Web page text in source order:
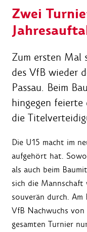
Zwei
Zum ersten Mal
des VfB wieder
Passau. Beim
hingegen feierte
die
Die U15 macht im
aufgehört hat.
als auch beim
sich die
souverän durch. Am
VfB Nachwuchs
gesamten Turnier